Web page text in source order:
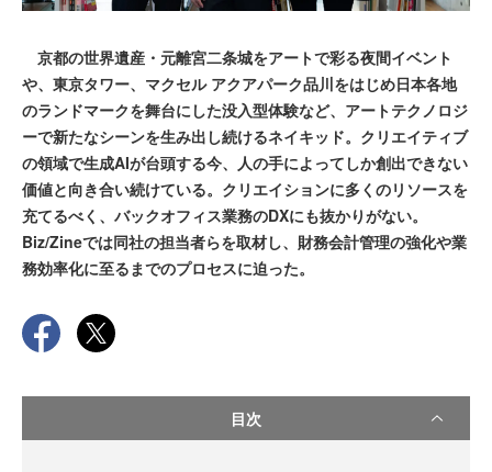
京都の世界遺産・元離宮二条城をアートで彩る夜間イベント
や、東京タワー、マクセル アクアパーク品川をはじめ日本各地
のランドマークを舞台にした没入型体験など、アートテクノロジ
ーで新たなシーンを生み出し続けるネイキッド。クリエイティブ
の領域で生成AIが台頭する今、人の手によってしか創出できない
価値と向き合い続けている。クリエイションに多くのリソースを
充てるべく、バックオフィス業務のDXにも抜かりがない。
Biz/Zineでは同社の担当者らを取材し、財務会計管理の強化や業
務効率化に至るまでのプロセスに迫った。
目次